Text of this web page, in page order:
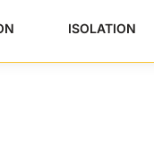
ISOLATION